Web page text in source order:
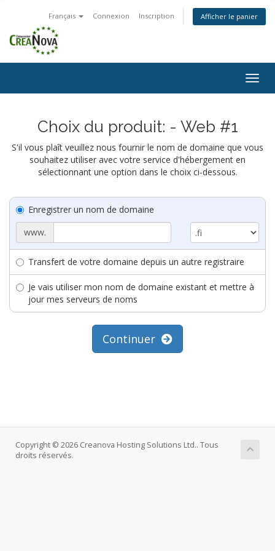
Français Connexion Inscription Afficher le panier
Choix du produit: - Web #1
S'il vous plaît veuillez nous fournir le nom de domaine que vous
souhaitez utiliser avec votre service d'hébergement en
sélectionnant une option dans le choix ci-dessous.
Enregistrer un nom de domaine
www.
Transfert de votre domaine depuis un autre registraire
Je vais utiliser mon nom de domaine existant et mettre à
jour mes serveurs de noms
Continuer
Copyright © 2026 Creanova Hosting Solutions Ltd.. Tous
droits réservés.